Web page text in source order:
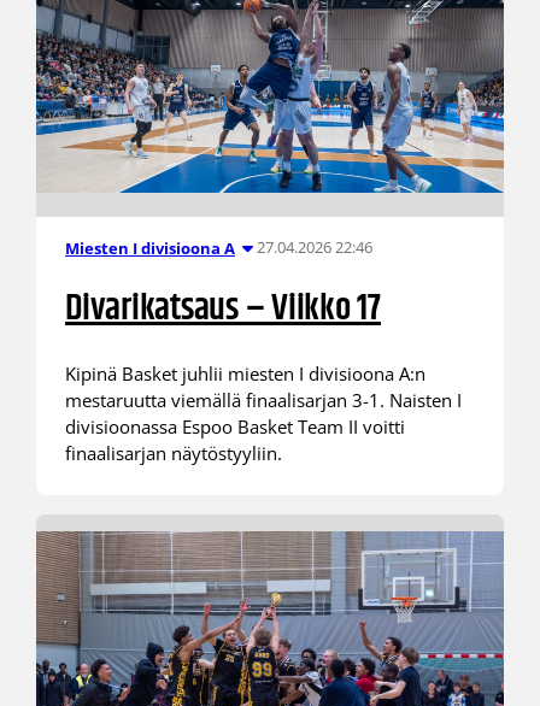
Miesten I divisioona A 27.04.2026 22:46
Divarikatsaus – Viikko 17
Kipinä Basket juhlii miesten I divisioona A:n
mestaruutta viemällä finaalisarjan 3-1. Naisten I
divisioonassa Espoo Basket Team II voitti
finaalisarjan näytöstyyliin.